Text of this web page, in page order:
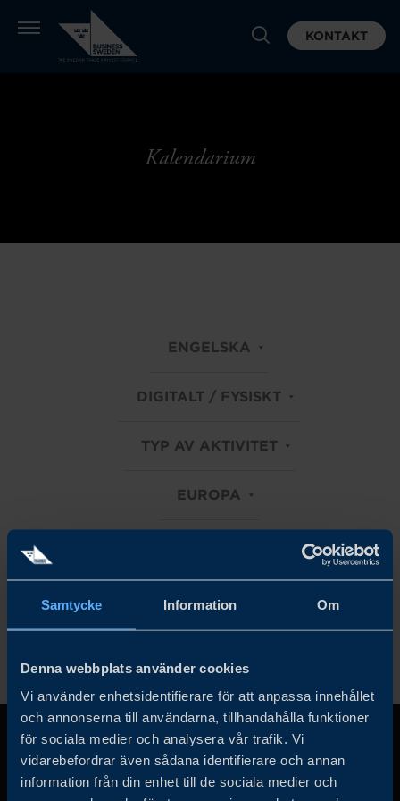
Samtycke Information Om
Denna webbplats använder cookies
Vi använder enhetsidentifierare för att anpassa innehållet
och annonserna till användarna, tillhandahålla funktioner
för sociala medier och analysera vår trafik. Vi
vidarebefordrar även sådana identifierare och annan
information från din enhet till de sociala medier och
KONTAKT
Kalendarium
ENGELSKA
DIGITALT / FYSISKT
TYP AV AKTIVITET
EUROPA
Rensa alla filter